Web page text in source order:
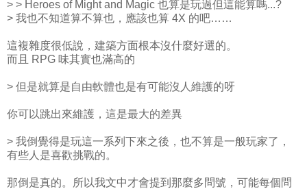
> > Heroes of Might and Magic 也算是玩過但這能算嗎...?
> 我也不知道算不算也，應該也算 4X 的吧……
這複雜度很低說，建築方面根本沒什麼好選的。
而且 RPG 味其實也滿高的
> 但是就算是自由軟體也是有可能沒人維護的呀
你可以跳出來維護，這是最大的差異
> 我倒覺得是玩這一系列下來之後，也不算是一般玩家了，
有些人是喜歡挑戰的。
那倒是真的。所以我文中才會提到那麼多問號，可能每個問